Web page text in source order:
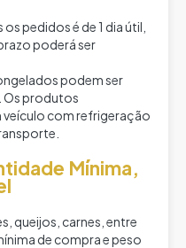
pedidos é de 1 dia útil,
poderá ser
podem ser
Os produtos
veículo com refrigeração
Mínima,
queijos, carnes, entre
de compra e peso